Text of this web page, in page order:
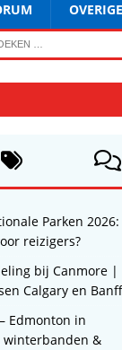
OVERIGE
Parken 2026:
reizigers?
bij Canmore |
Calgary en Banff
Edmonton in
winterbanden &